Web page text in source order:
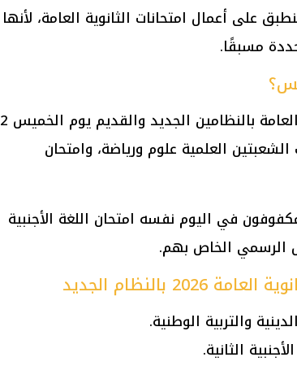
على أعمال امتحانات الثانوية العامة، لأنها
مسبقًا.
من المقرر أن يؤدي طلاب الثانوية العامة بالنظامين الجديد والقديم يوم الخميس 2
لطلاب الشعبتين العلمية علوم ورياضة، وامتحان
في اليوم نفسه امتحان اللغة الأجنبية
الرسمي الخاص بهم.
بالنظام الجديد